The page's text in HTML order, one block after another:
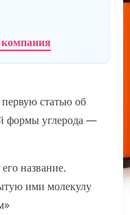
статью об
формы углерода —
название.
ими молекулу